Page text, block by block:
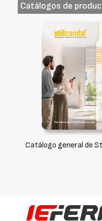
Catálogos de
Catálogo general de